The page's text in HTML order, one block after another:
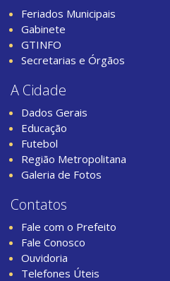
Feriados Municipais
Gabinete
GTINFO
Secretarias e Órgãos
A Cidade
Dados Gerais
Educação
Futebol
Região Metropolitana
Galeria de Fotos
Contatos
Fale com o Prefeito
Fale Conosco
Ouvidoria
Telefones Úteis